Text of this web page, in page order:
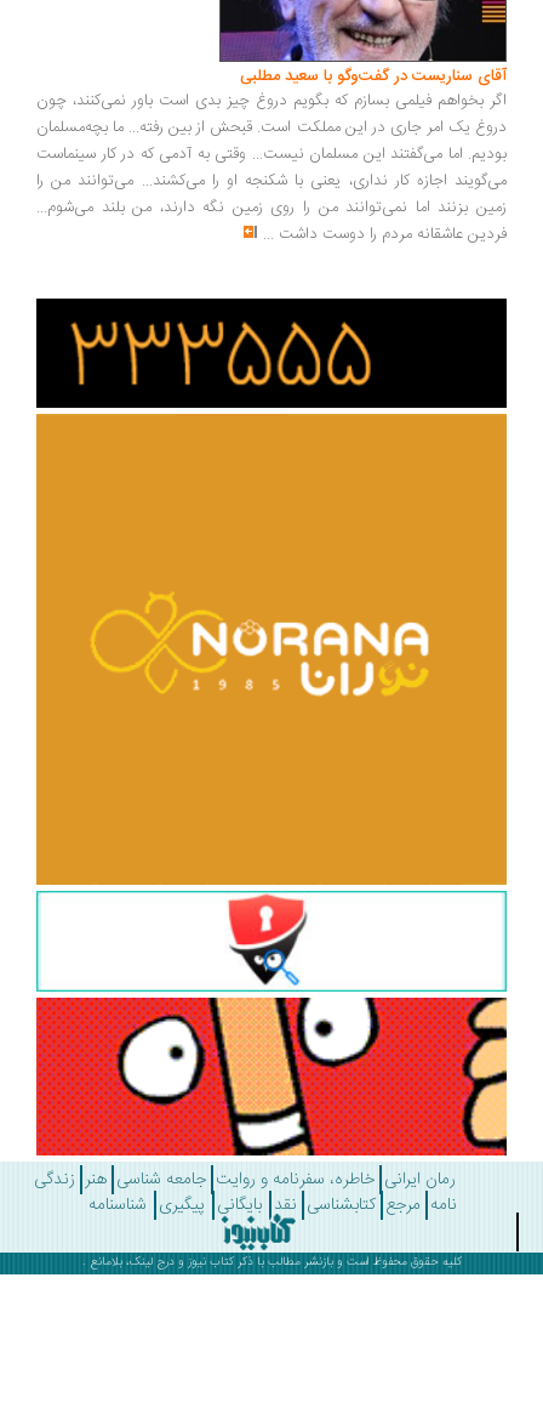
سناریست در گفت‌وگو با سعید مطلبی
بخواهم فیلمی بسازم که بگویم دروغ چیز بدی است باور نمی‌کنند، چون
یک امر جاری در این مملکت است. قبحش از بین رفته... ما بچه‌مسلمان
اما می‌گفتند این مسلمان نیست... وقتی به آدمی که در کار سینماست
اجازه کار نداری، یعنی با شکنجه او را می‌کشند... می‌توانند من را
بزنند اما نمی‌توانند من را روی زمین نگه دارند، من بلند می‌شوم...
عاشقانه مردم را دوست داشت ...
رمان ایرانی خاطره، سفرنامه و روایت جامعه شناسی هنر زندگی
مرجع کتابشناسی نقد بایگانی پیگیری شناسنامه
کلیه حقوق محفوظ است و بازنشر مطالب با ذکرکتاب نیوزو درج لینک، بلامانع .